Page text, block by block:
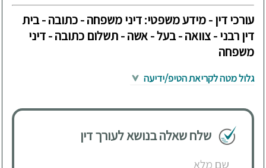
עורכי דין - מידע משפטי: דיני משפחה - כתובה - בית
דין רבני - צוואה - בעל - אשה - תשלום כתובה - דיני
משפחה
גלול מטה לקריאת הטיפ/ידיעה
שלח שאלה בנושא לעורך דין